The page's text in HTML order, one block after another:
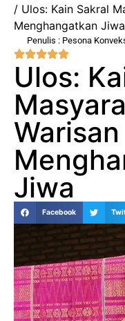
/ Ulos: Kain Sakral
Menghangatkan Jiwa
Penulis : Pesona
Ulos:
Jiwa
Facebook